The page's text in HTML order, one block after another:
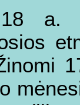
a.